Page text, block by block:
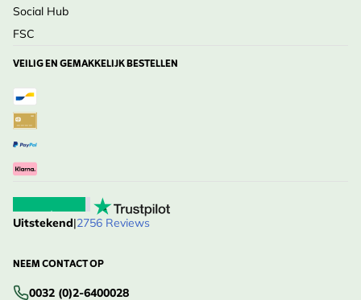
Social Hub
FSC
VEILIG EN GEMAKKELIJK BESTELLEN
Uitstekend|2756 Reviews
NEEM CONTACT OP
0032 (0)2-6400028